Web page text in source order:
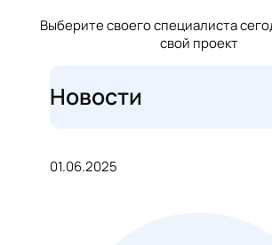
Выберите своего специалиста
свой проект
Новости
01.06.2025